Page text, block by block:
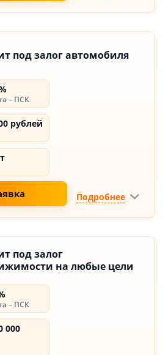
под залог автомобиля
– ПСК
рублей
Подробнее
под залог
на любые цели
– ПСК
000